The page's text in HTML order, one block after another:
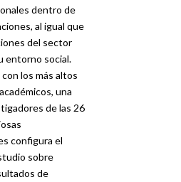
dentro de
al igual que
del sector
entorno social.
los más altos
una
de las 26
configura el
sobre
de